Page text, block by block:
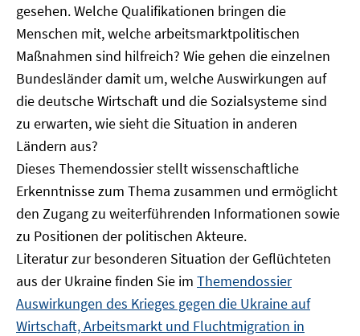
gesehen. Welche Qualifikationen bringen die
Menschen mit, welche arbeitsmarktpolitischen
Maßnahmen sind hilfreich? Wie gehen die einzelnen
Bundesländer damit um, welche Auswirkungen auf
die deutsche Wirtschaft und die Sozialsysteme sind
zu erwarten, wie sieht die Situation in anderen
Ländern aus?
Dieses Themendossier stellt wissenschaftliche
Erkenntnisse zum Thema zusammen und ermöglicht
den Zugang zu weiterführenden Informationen sowie
zu Positionen der politischen Akteure.
Literatur zur besonderen Situation der Geflüchteten
aus der Ukraine finden Sie im Themendossier
Auswirkungen des Krieges gegen die Ukraine auf
Wirtschaft, Arbeitsmarkt und Fluchtmigration in